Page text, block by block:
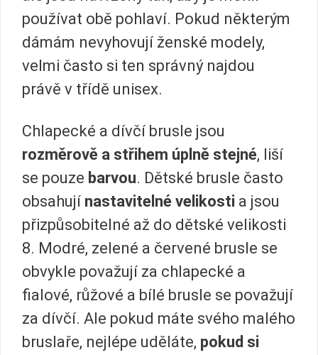
používat obě pohlaví. Pokud některým
dámám nevyhovují ženské modely,
velmi často si ten správný najdou
právě v třídě unisex.
Chlapecké a dívčí brusle jsou
rozměrově a střihem úplně stejné, liší
se pouze barvou. Dětské brusle často
obsahují nastavitelné velikosti a jsou
přizpůsobitelné až do dětské velikosti
8. Modré, zelené a červené brusle se
obvykle považují za chlapecké a
fialové, růžové a bílé brusle se považují
za dívčí. Ale pokud máte svého malého
bruslaře, nejlépe uděláte, pokud si